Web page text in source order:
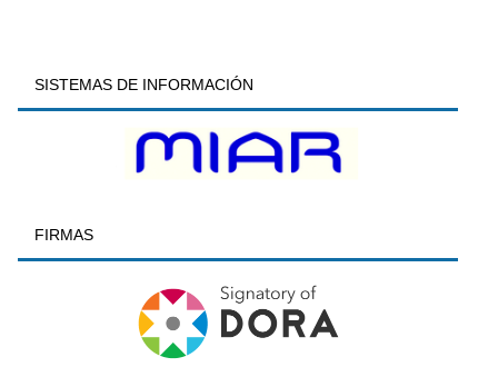
SISTEMAS DE INFORMACIÓN
FIRMAS